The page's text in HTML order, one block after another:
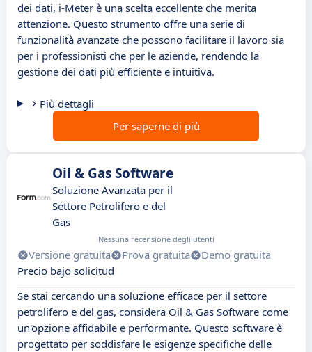
dei dati, i-Meter è una scelta eccellente che merita
attenzione. Questo strumento offre una serie di
funzionalità avanzate che possono facilitare il lavoro sia
per i professionisti che per le aziende, rendendo la
gestione dei dati più efficiente e intuitiva.
Più dettagli
Per saperne di più
Oil & Gas Software
Soluzione Avanzata per il
Settore Petrolifero e del
Gas
Nessuna recensione degli utenti
Versione gratuita Prova gratuita
Demo gratuita
Precio bajo solicitud
Se stai cercando una soluzione efficace per il settore
petrolifero e del gas, considera Oil & Gas Software come
un'opzione affidabile e performante. Questo software è
progettato per soddisfare le esigenze specifiche delle